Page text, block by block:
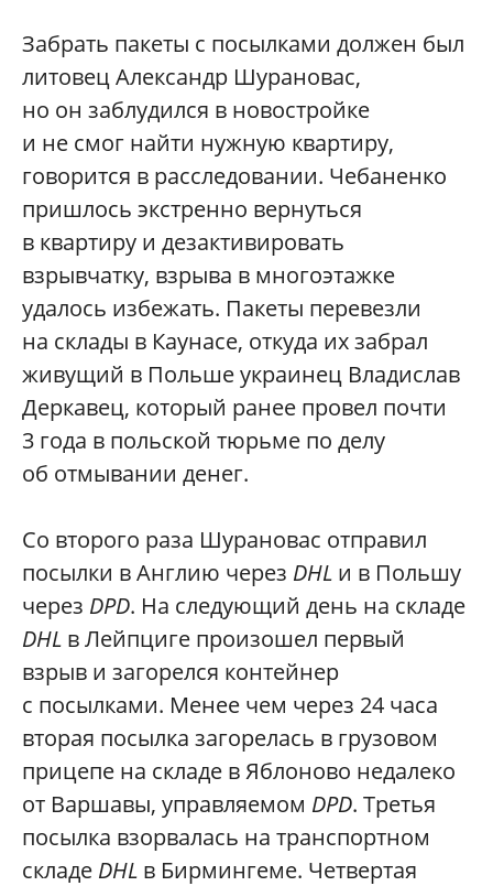
Забрать пакеты с посылками должен был
литовец Александр Шурановас,
но он заблудился в новостройке
и не смог найти нужную квартиру,
говорится в расследовании. Чебаненко
пришлось экстренно вернуться
в квартиру и дезактивировать
взрывчатку, взрыва в многоэтажке
удалось избежать. Пакеты перевезли
на склады в Каунасе, откуда их забрал
живущий в Польше украинец Владислав
Деркавец, который ранее провел почти
3 года в польской тюрьме по делу
об отмывании денег.
Со второго раза Шурановас отправил
посылки в Англию через DHL и в Польшу
через DPD. На следующий день на складе
DHL в Лейпциге произошел первый
взрыв и загорелся контейнер
с посылками. Менее чем через 24 часа
вторая посылка загорелась в грузовом
прицепе на складе в Яблоново недалеко
от Варшавы, управляемом DPD. Третья
посылка взорвалась на транспортном
складе DHL в Бирмингеме. Четвертая